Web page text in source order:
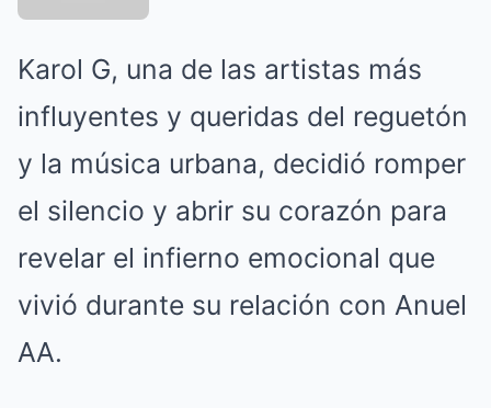
Karol G, una de las artistas más
influyentes y queridas del reguetón
y la música urbana, decidió romper
el silencio y abrir su corazón para
revelar el infierno emocional que
vivió durante su relación con Anuel
AA.